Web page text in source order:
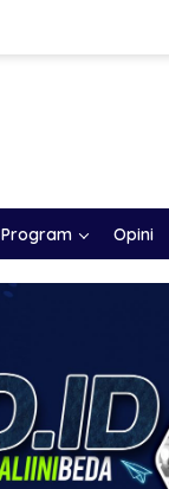
Program Opini